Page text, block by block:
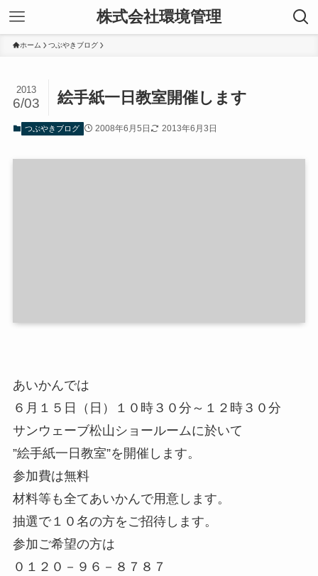
株式会社環境管理
ホーム つぶやきブログ
絵手紙一日教室開催します
2013
6/03
つぶやきブログ 2008年6月5日 2013年6月3日
あいかんでは
６月１５日（日）１０時３０分～１２時３０分
サンウェーブ松山ショールームに於いて
”絵手紙一日教室”を開催します。
参加費は無料
材料等も全てあいかんで用意します。
抽選で１０名の方をご招待します。
参加ご希望の方は
０１２０－９６－８７８７